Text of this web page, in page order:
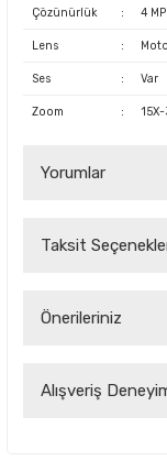
Çözünürlük : 4 MP
Lens :
Ses : Var
Zoom : 15X-
Yorumlar
Taksit
Önerileriniz
konularda yetersiz
Alışveriş